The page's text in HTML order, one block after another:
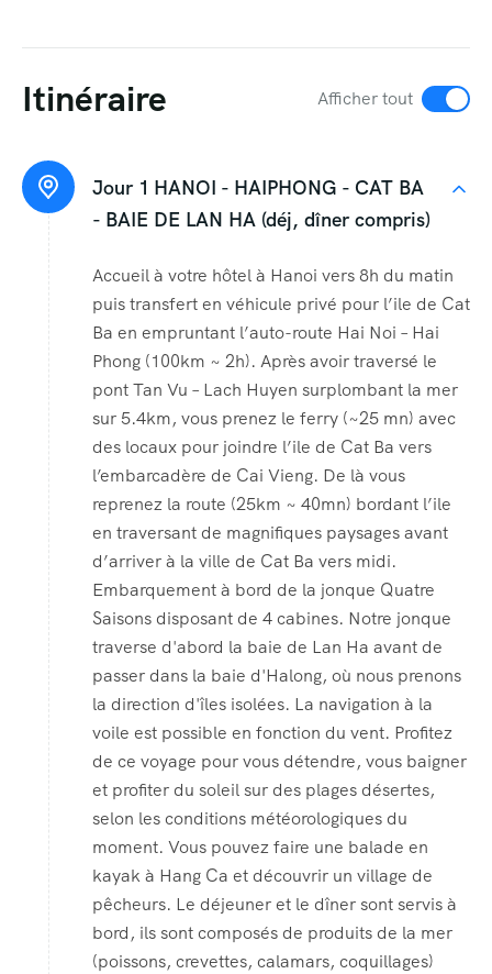
Itinéraire Afficher tout
Jour 1 HANOI - HAIPHONG - CAT BA
- BAIE DE LAN HA (déj, dîner compris)
Accueil à votre hôtel à Hanoi vers 8h du matin
puis transfert en véhicule privé pour l’ile de Cat
Ba en empruntant l’auto-route Hai Noi – Hai
Phong (100km ~ 2h). Après avoir traversé le
pont Tan Vu – Lach Huyen surplombant la mer
sur 5.4km, vous prenez le ferry (~25 mn) avec
des locaux pour joindre l’ile de Cat Ba vers
l’embarcadère de Cai Vieng. De là vous
reprenez la route (25km ~ 40mn) bordant l’ile
en traversant de magnifiques paysages avant
d’arriver à la ville de Cat Ba vers midi.
Embarquement à bord de la jonque Quatre
Saisons disposant de 4 cabines. Notre jonque
traverse d'abord la baie de Lan Ha avant de
passer dans la baie d'Halong, où nous prenons
la direction d'îles isolées. La navigation à la
voile est possible en fonction du vent. Profitez
de ce voyage pour vous détendre, vous baigner
et profiter du soleil sur des plages désertes,
selon les conditions météorologiques du
moment. Vous pouvez faire une balade en
kayak à Hang Ca et découvrir un village de
pêcheurs. Le déjeuner et le dîner sont servis à
bord, ils sont composés de produits de la mer
(poissons, crevettes, calamars, coquillages)